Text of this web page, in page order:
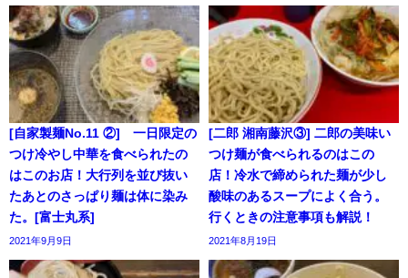
[自家製麺No.11 ②] 一日限定の
つけ冷やし中華を食べられたの
はこのお店！大行列を並び抜い
たあとのさっぱり麺は体に染み
た。[富士丸系]
2021年9月9日
[二郎 湘南藤沢③] 二郎の美味い
つけ麺が食べられるのはこの
店！冷水で締められた麺が少し
酸味のあるスープによく合う。
行くときの注意事項も解説！
2021年8月19日